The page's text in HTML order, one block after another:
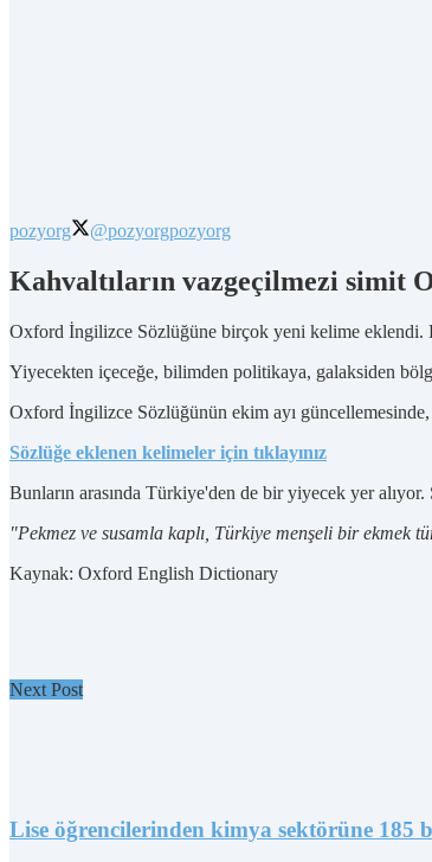
pozyorg @pozyorgpozyorg
Kahvaltıların vazgeçilmezi simit
Oxford İngilizce Sözlüğüne birçok yeni kelime
Yiyecekten içeceğe, bilimden politikaya, galaksiden
Oxford İngilizce Sözlüğünün ekim ayı
Sözlüğe eklenen kelimeler için tıklayınız
Bunların arasında Türkiye'den de bir yiyecek yer
"Pekmez ve susamla kaplı, Türkiye menşeli bir ekmek
Kaynak: Oxford English Dictionary
Next Post
Lise öğrencilerinden kimya sektörüne 185